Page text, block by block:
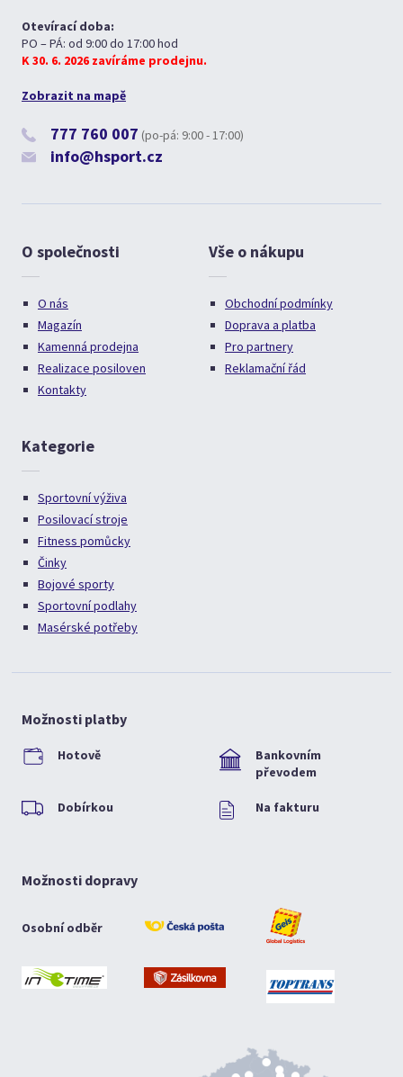
Otevírací doba:
PO – PÁ: od 9:00 do 17:00 hod
K 30. 6. 2026 zavíráme prodejnu.
Zobrazit na mapě
777 760 007 (po-pá: 9:00 - 17:00)
info@hsport.cz
O společnosti
O nás
Magazín
Kamenná prodejna
Realizace posiloven
Kontakty
Vše o nákupu
Obchodní podmínky
Doprava a platba
Pro partnery
Reklamační řád
Kategorie
Sportovní výživa
Posilovací stroje
Fitness pomůcky
Činky
Bojové sporty
Sportovní podlahy
Masérské potřeby
Možnosti platby
Hotově
Bankovním
převodem
Dobírkou Na fakturu
Možnosti dopravy
Osobní odběr